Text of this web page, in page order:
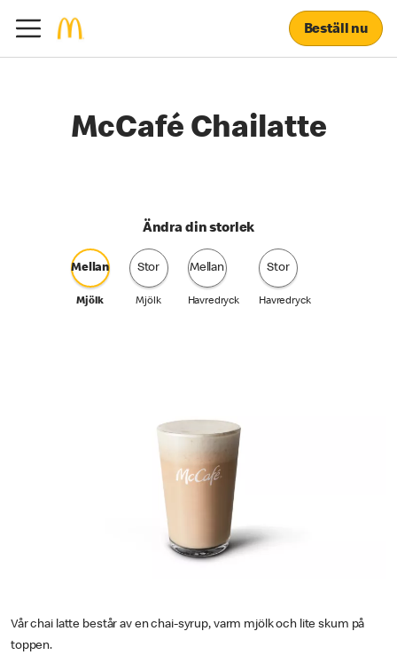
Beställ nu
McCafé Chailatte
Ändra din storlek
Mellan
Mjölk
Stor
Mjölk
Mellan
Havredryck
Stor
Havredryck
Vår chai latte består av en chai-syrup, varm mjölk och lite skum på
toppen.